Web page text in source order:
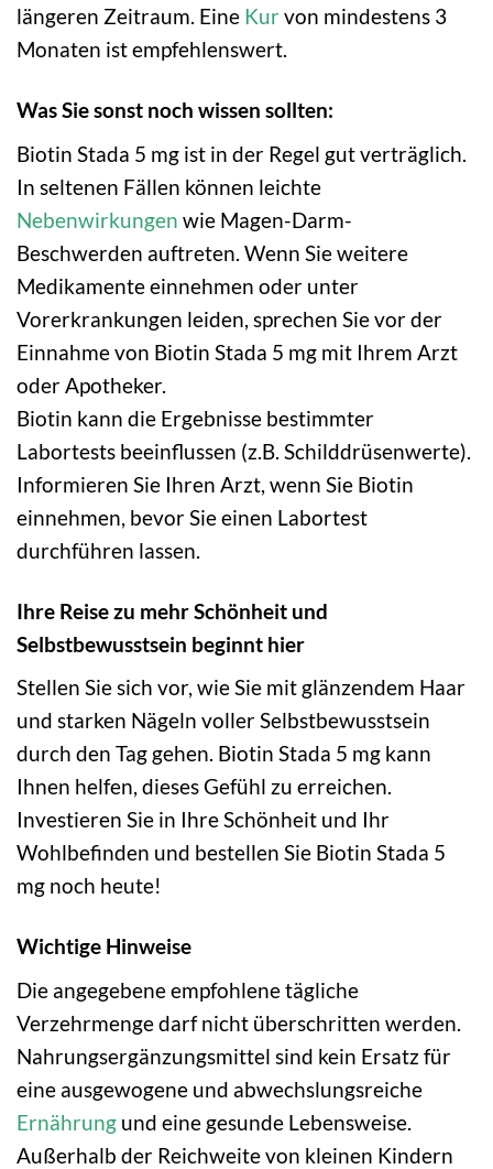
längeren Zeitraum. Eine Kurvon mindestens 3
Monaten ist empfehlenswert.
Was Sie sonst noch wissen sollten:
Biotin Stada 5 mg ist in der Regel gut verträglich.
In seltenen Fällen können leichte
Nebenwirkungen wie Magen-Darm-
Beschwerden auftreten. Wenn Sie weitere
Medikamente einnehmen oder unter
Vorerkrankungen leiden, sprechen Sie vor der
Einnahme von Biotin Stada 5 mg mit Ihrem Arzt
oder Apotheker.
Biotin kann die Ergebnisse bestimmter
Labortests beeinflussen (z.B. Schilddrüsenwerte).
Informieren Sie Ihren Arzt, wenn Sie Biotin
einnehmen, bevor Sie einen Labortest
durchführen lassen.
Ihre Reise zu mehr Schönheit und
Selbstbewusstsein beginnt hier
Stellen Sie sich vor, wie Sie mit glänzendem Haar
und starken Nägeln voller Selbstbewusstsein
durch den Tag gehen. Biotin Stada 5 mg kann
Ihnen helfen, dieses Gefühl zu erreichen.
Investieren Sie in Ihre Schönheit und Ihr
Wohlbefinden und bestellen Sie Biotin Stada 5
mg noch heute!
Wichtige Hinweise
Die angegebene empfohlene tägliche
Verzehrmenge darf nicht überschritten werden.
Nahrungsergänzungsmittel sind kein Ersatz für
eine ausgewogene und abwechslungsreiche
Ernährung und eine gesunde Lebensweise.
Außerhalb der Reichweite von kleinen Kindern